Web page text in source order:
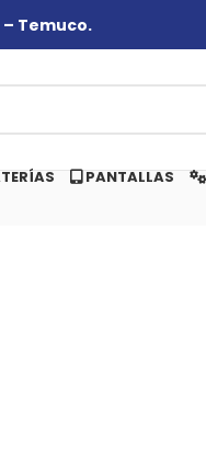
– Temuco.
PANTALLAS